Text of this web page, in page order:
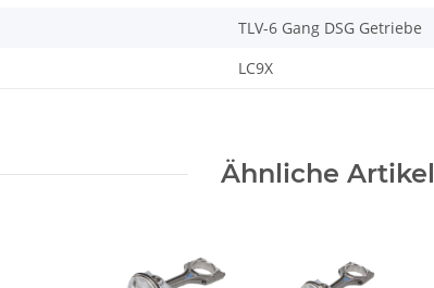
TLV-6 Gang DSG Getriebe
LC9X
Ähnliche Artikel